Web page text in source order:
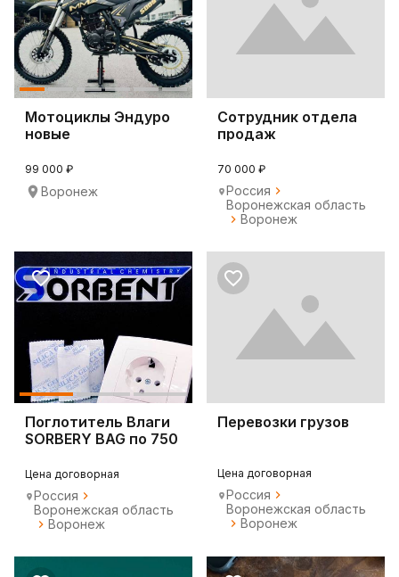
Мотоциклы Эндуро
новые
99 000 ₽
Воронеж
Сотрудник отдела
продаж
70 000 ₽
Россия
Воронежская область
Воронеж
Поглотитель Влаги
SORBERY BAG по 750
Цена договорная
Россия
Воронежская область
Воронеж
Перевозки грузов
Цена договорная
Россия
Воронежская область
Воронеж